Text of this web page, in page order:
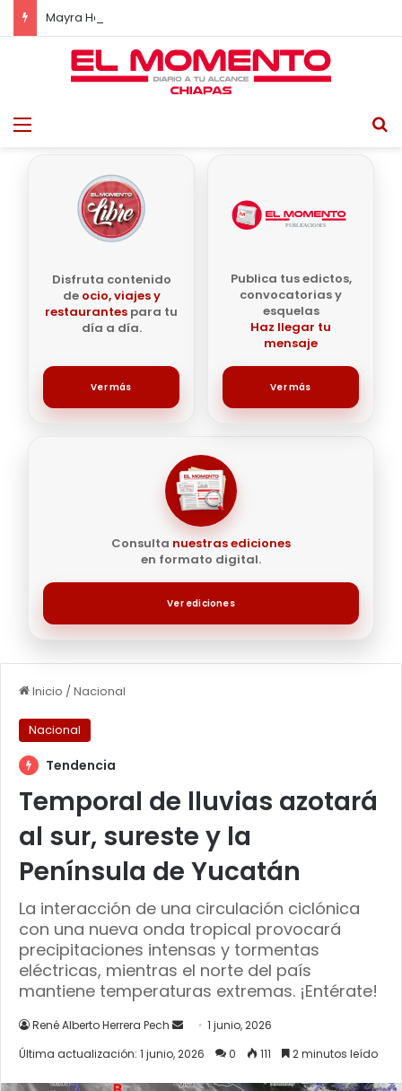
Menu
Disfruta contenido
de ocio, viajes y
restaurantes para tu
día a día.
Ver más
Consulta nuestras ediciones
en formato digital.
Ver ediciones
Publica tus edictos,
convocatorias y
esquelas
Haz llegar tu
mensaje
Ver más
Inicio /Nacional
Nacional
Tendencia
Temporal de lluvias azotará
al sur, sureste y la
Península de Yucatán
La interacción de una circulación ciclónica
con una nueva onda tropical provocará
precipitaciones intensas y tormentas
eléctricas, mientras el norte del país
mantiene temperaturas extremas. ¡Entérate!
René Alberto Herrera Pech
Send1 junio, 2026
Última actualización: 1 junio, 2026
0 111 2 minutos leído